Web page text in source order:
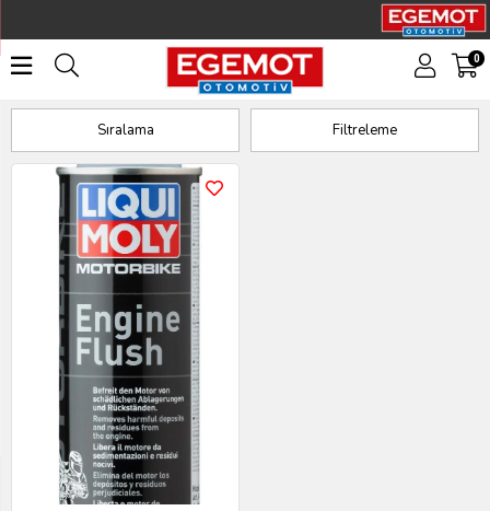
0
Filtreleme
Sıralama